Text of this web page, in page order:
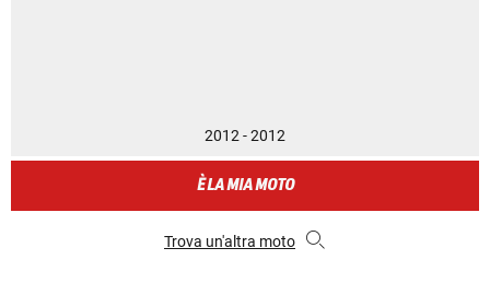
2012 - 2012
È LA MIA MOTO
Trova un'altra moto